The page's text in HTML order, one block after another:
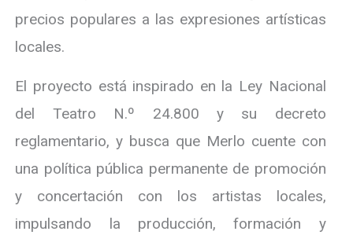
precios populares a las expresiones artísticas
locales.
El proyecto está inspirado en la Ley Nacional
del Teatro N.º 24.800 y su decreto
reglamentario, y busca que Merlo cuente con
una política pública permanente de promoción
y concertación con los artistas locales,
impulsando la producción, formación y